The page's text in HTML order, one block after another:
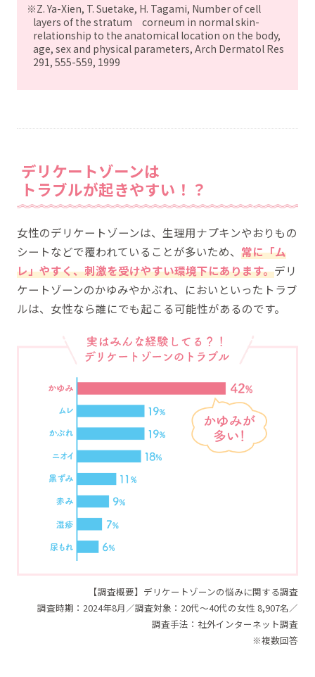
※Z. Ya-Xien, T. Suetake, H. Tagami, Number of cell
layers of the stratum corneum in normal skin-
relationship to the anatomical location on the body,
age, sex and physical parameters, Arch Dermatol Res
291, 555-559, 1999
デリケートゾーンは
トラブルが起きやすい！？
女性のデリケートゾーンは、生理用ナプキンやおりもの
シートなどで覆われていることが多いため、 常に「ム
レ」やすく、刺激を受けやすい環境下にあります。デリ
ケートゾーンのかゆみやかぶれ、においといったトラブ
ルは、女性なら誰にでも起こる可能性があるのです。
【調査概要】デリケートゾーンの悩みに関する調査
調査時期：2024年8月／調査対象：20代～40代の女性 8,907名／
調査手法：社外インターネット調査
※複数回答